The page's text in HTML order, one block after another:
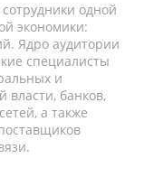
одной
экономики:
Ядро аудитории
специалисты
и
власти, банков,
а также